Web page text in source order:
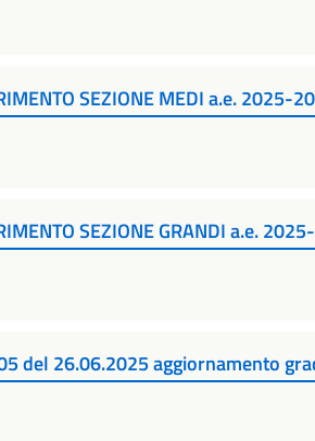
SEZIONE MEDI a.e. 2025-
SEZIONE GRANDI a.e.
del 26.06.2025 aggiornamento